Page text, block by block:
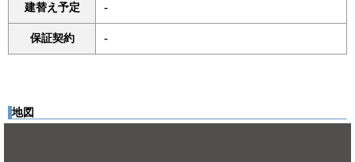
建替え予定 -
保証契約 -
地図